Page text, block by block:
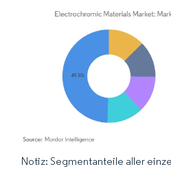
Bild © Mordor Intelligence.
Notiz: Segmentanteile aller